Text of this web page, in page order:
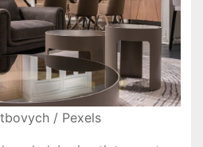
/ Pexels